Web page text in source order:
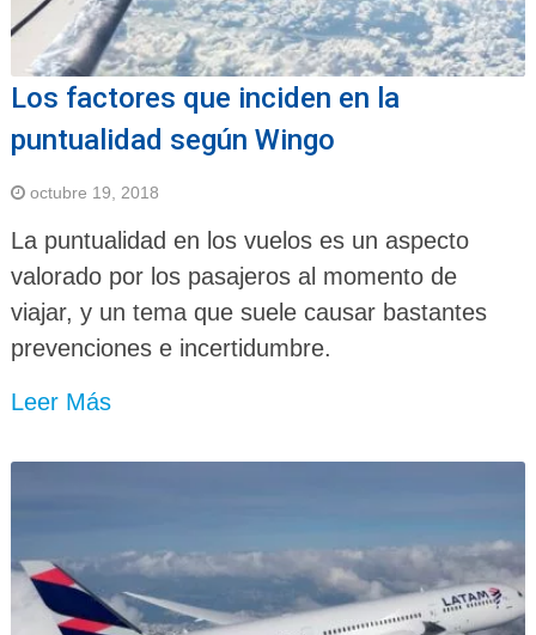
Los factores que inciden en la
puntualidad según Wingo
octubre 19, 2018
La puntualidad en los vuelos es un aspecto
valorado por los pasajeros al momento de
viajar, y un tema que suele causar bastantes
prevenciones e incertidumbre.
Leer Más